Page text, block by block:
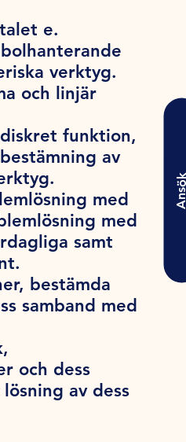
e.
verktyg.
och linjär
funktion,
av
med
med
samt
bestämda
samband med
och dess
av dess